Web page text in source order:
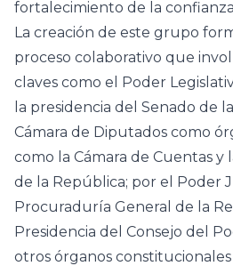
fortalecimiento de la
La creación de este grupo
proceso colaborativo que
claves como el Poder
la presidencia del Senado de
Cámara de Diputados como
como la Cámara de Cuentas y
de la República; por el Poder
Procuraduría General de la
Presidencia del Consejo del
otros órganos